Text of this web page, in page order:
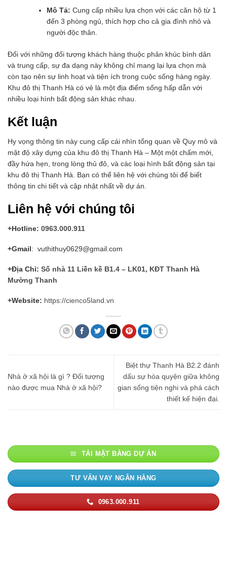
Mô Tả: Cung cấp nhiều lựa chọn với các căn hộ từ 1
đến 3 phòng ngủ, thích hợp cho cả gia đình nhỏ và
người độc thân.
Đối với những đối tượng khách hàng thuộc phân khúc bình dân
và trung cấp, sự đa dạng này không chỉ mang lại lựa chọn mà
còn tạo nên sự linh hoạt và tiện ích trong cuộc sống hàng ngày.
Khu đô thị Thanh Hà có vẻ là một địa điểm sống hấp dẫn với
nhiều loại hình bất động sản khác nhau.
Kết luận
Hy vọng thông tin này cung cấp cái nhìn tổng quan về Quy mô và
mật độ xây dựng của khu đô thị Thanh Hà – Một một chấm mới,
đầy hứa hẹn, trong lòng thủ đô, và các loại hình bất động sản tại
khu đô thị Thanh Hà. Bạn có thể liên hệ với chúng tôi để biết
thông tin chi tiết và cập nhật nhất về dự án.
Liên hệ với chúng tôi
+Hotline: 0963.000.911
+Gmail : vuthithuy0629@gmail.com
+Địa Chỉ: Số nhà 11 Liền kề B1.4 – LK01, KĐT Thanh Hà
Mường Thanh
+Website: https://cienco5land.vn
Nhà ở xã hội là gì ? Đối tượng
nào được mua Nhà ở xã hội?
Biệt thự Thanh Hà B2.2 đánh
dấu sự hòa quyện giữa không
gian sống tiện nghi và phá cách
thiết kế hiện đại.
TẢI MẶT BẰNG DỰ ÁN
TƯ VẤN VAY NGÂN HÀNG
0963.000.911